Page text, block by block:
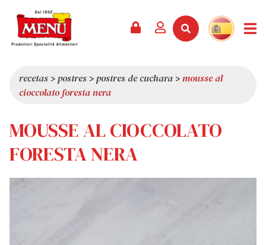
CATÁLOGO
SERVICIOS
ÚLTIMAS NOVEDADES
PREMIOS
RESEÑA DE LA PRENSA
QUIÉNES SOMOS
CALIDAD
VALORES
CURIOSIDADES
SHOWROOM
TRABAJA CON NOSOTROS
recetas >postres >postres de cuchara >mousse al
cioccolato foresta nera
MOUSSE AL CIOCCOLATO
FORESTA NERA